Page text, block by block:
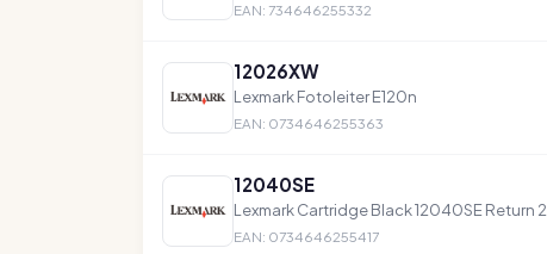
EAN: 734646255332
12026XW
Lexmark Fotoleiter E120n
EAN: 0734646255363
12040SE
Lexmark Cartridge Black 12040SE Return
EAN: 0734646255417